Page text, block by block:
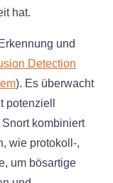
hat.
und
Detection
). Es überwacht
kombiniert
wie protokoll-,
um bösartige